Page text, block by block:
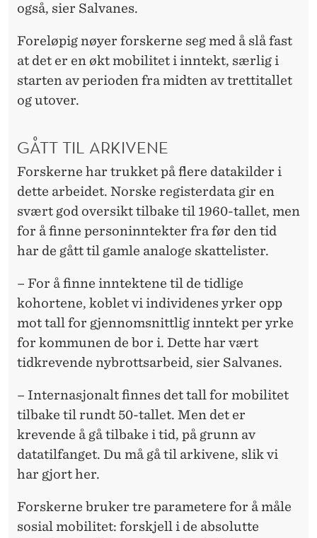
også, sier Salvanes.
Foreløpig nøyer forskerne seg med å slå fast
at det er en økt mobilitet i inntekt, særlig i
starten av perioden fra midten av trettitallet
og utover.
GÅTT TIL ARKIVENE
Forskerne har trukket på flere datakilder i
dette arbeidet. Norske registerdata gir en
svært god oversikt tilbake til 1960-tallet, men
for å finne personinntekter fra før den tid
har de gått til gamle analoge skattelister.
– For å finne inntektene til de tidlige
kohortene, koblet vi individenes yrker opp
mot tall for gjennomsnittlig inntekt per yrke
for kommunen de bor i. Dette har vært
tidkrevende nybrottsarbeid, sier Salvanes.
– Internasjonalt finnes det tall for mobilitet
tilbake til rundt 50-tallet. Men det er
krevende å gå tilbake i tid, på grunn av
datatilfanget. Du må gå til arkivene, slik vi
har gjort her.
Forskerne bruker tre parametere for å måle
sosial mobilitet: forskjell i de absolutte